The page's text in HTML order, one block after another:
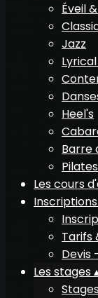
Éveil
Jazz
Heel's
Barre
Les cours
Tarifs
Devis
Les stages